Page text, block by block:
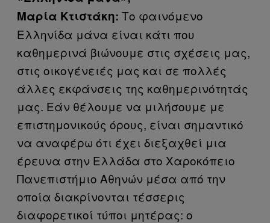
Μαρία Κτιστάκη: Το φαινόμενο
Ελληνίδα μάνα είναι κάτι που
καθημερινά βιώνουμε στις σχέσεις μας,
στις οικογένειές μας και σε πολλές
άλλες εκφάνσεις της καθημερινότητάς
μας. Εάν θέλουμε να μιλήσουμε με
επιστημονικούς όρους, είναι σημαντικό
να αναφέρω ότι έχει διεξαχθεί μια
έρευνα στην Ελλάδα στο Χαροκόπειο
Πανεπιστήμιο Αθηνών μέσα από την
οποία διακρίνονται τέσσερις
διαφορετικοί τύποι μητέρας: ο